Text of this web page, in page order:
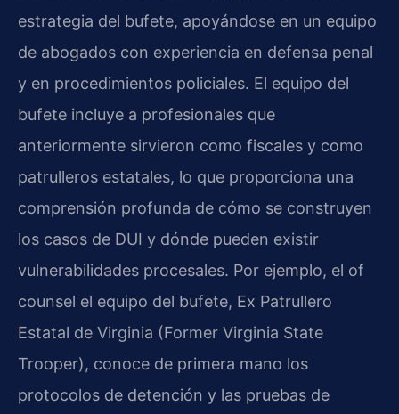
estrategia del bufete, apoyándose en un equipo
de abogados con experiencia en defensa penal
y en procedimientos policiales. El equipo del
bufete incluye a profesionales que
anteriormente sirvieron como fiscales y como
patrulleros estatales, lo que proporciona una
comprensión profunda de cómo se construyen
los casos de DUI y dónde pueden existir
vulnerabilidades procesales. Por ejemplo, el of
counsel el equipo del bufete, Ex Patrullero
Estatal de Virginia (Former Virginia State
Trooper), conoce de primera mano los
protocolos de detención y las pruebas de